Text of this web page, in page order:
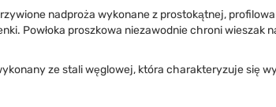
nadproża wykonane z prostokątnej,
Powłoka proszkowa niezawodnie chroni wieszak
ze stali węglowej, która charakteryzuje się